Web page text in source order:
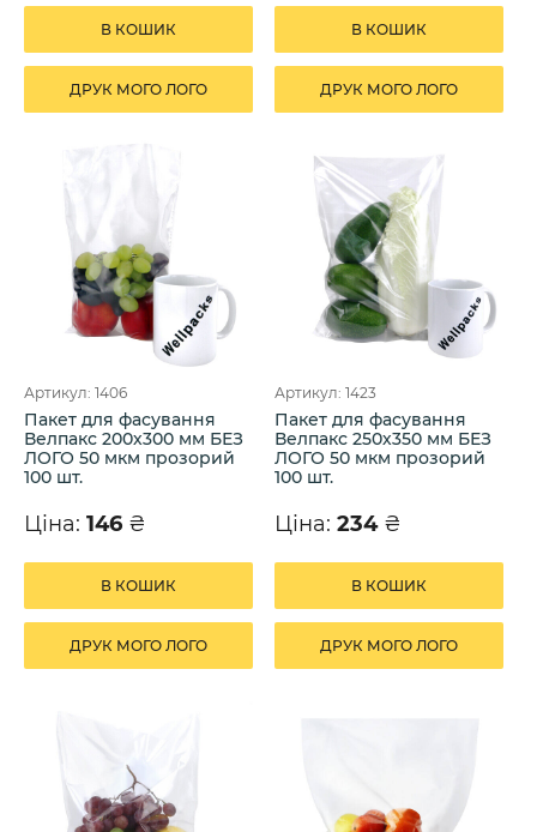
В КОШИК
ДРУК МОГО ЛОГО
В КОШИК
ДРУК МОГО ЛОГО
Артикул: 1406
Пакет для фасування
Велпакс 200х300 мм БЕЗ
ЛОГО 50 мкм прозорий
100 шт.
Ціна: 146 ₴
В КОШИК
ДРУК МОГО ЛОГО
Артикул: 1423
Пакет для фасування
Велпакс 250х350 мм БЕЗ
ЛОГО 50 мкм прозорий
100 шт.
Ціна: 234 ₴
В КОШИК
ДРУК МОГО ЛОГО